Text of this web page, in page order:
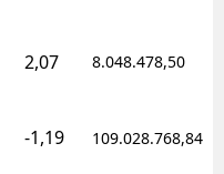
2,07 8.048.478,50
-1,19 109.028.768,84